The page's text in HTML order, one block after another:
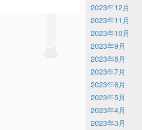
2023年12月
2023年11月
2023年10月
2023年9月
2023年8月
2023年7月
2023年6月
2023年5月
2023年4月
2023年3月